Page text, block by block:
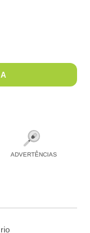
ADVERTÊNCIAS